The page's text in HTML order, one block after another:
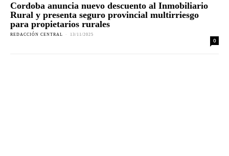
Cordoba anuncia nuevo descuento al Inmobiliario
Rural y presenta seguro provincial multirriesgo
para propietarios rurales
REDACCIÓN CENTRAL - 13/11/2025
0